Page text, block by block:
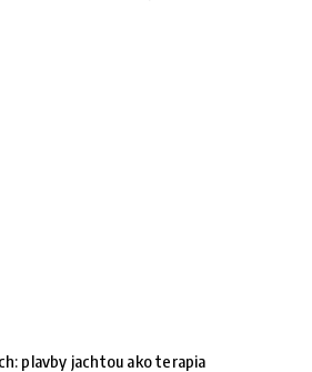
plavby jachtou ako terapia